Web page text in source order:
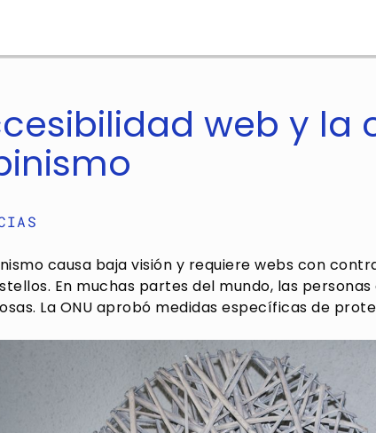
web y la
causa baja visión y requiere webs con
En muchas partes del mundo, las
La ONU aprobó medidas específicas de